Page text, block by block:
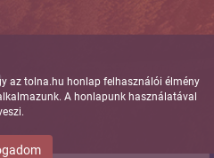
az tolna.hu honlap felhasználói élmény
A honlapunk használatával